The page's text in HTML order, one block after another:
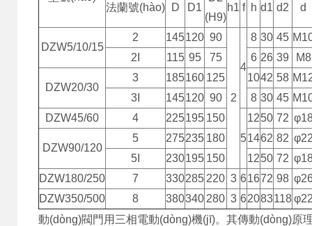
法蘭號(hào) D D1
(H9)
h1 f h d1 d2 d
DZW5/10/15
2 145120 90
2
4
8 30 45
2I
115 95 75 6 26 39 M8
DZW20/30
3 185160 125 1042 58
3I
145120 90 8 30 45
DZW45/60
4 225195 150
5
1250 72
DZW90/120
5 275235 180 1462 82
5I
230195 150 1250 72
DZW180/250
7 330285 220 3 61672 98
DZW350/500
8 380340 280 3 62083118
動(dòng)閥門用三相電動(dòng)機(jī)。其傳動(dòng)原理如